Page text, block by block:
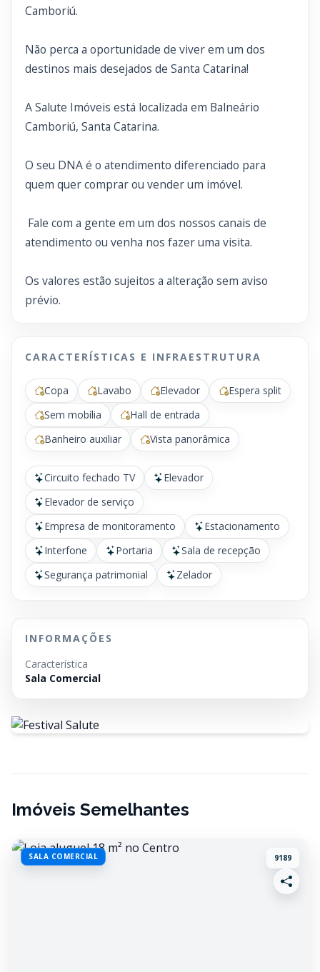
Camboriú.
Não perca a oportunidade de viver em um dos
destinos mais desejados de Santa Catarina!
A Salute Imóveis está localizada em Balneário
Camboriú, Santa Catarina.
O seu DNA é o atendimento diferenciado para
quem quer comprar ou vender um imóvel.
Fale com a gente em um dos nossos canais de
atendimento ou venha nos fazer uma visita.
Os valores estão sujeitos a alteração sem aviso
prévio.
CARACTERÍSTICAS E INFRAESTRUTURA
Copa Lavabo Elevador
Espera split
Sem mobília
Hall de entrada
Banheiro auxiliar
Vista panorâmica
Circuito fechado TV
Elevador
Elevador de serviço
Empresa de monitoramento
Estacionamento
Interfone
Portaria
Sala de recepção
Segurança patrimonial
Zelador
INFORMAÇÕES
Característica
Sala Comercial
Imóveis Semelhantes
SALA COMERCIAL 9189